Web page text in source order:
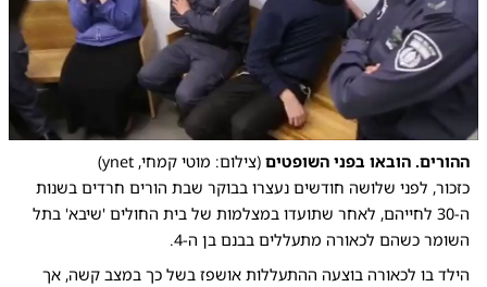
0:00 0:10
ההורים. הובאו בפני השופטים (צילום: מוטי קמחי, ynet)
כזכור, לפני שלושה חודשים נעצרו בבוקר שבת הורים חרדים בשנות
ה-30 לחייהם, לאחר שתועדו במצלמות של בית החולים 'שיבא' בתל
השומר כשהם לכאורה מתעללים בבנם בן ה-4.
הילד בו לכאורה בוצעה ההתעללות אושפז בשל כך במצב קשה, אך